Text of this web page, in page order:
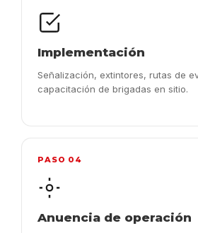
Implementación
Señalización, extintores, rutas de
capacitación de brigadas en sitio.
PASO 04
Anuencia de operación